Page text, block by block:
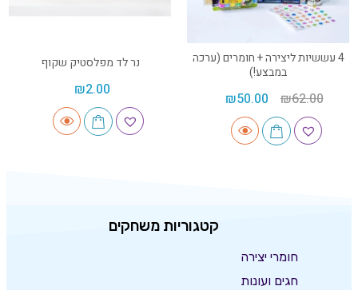
4 עששיות ליצירה + חומרים (ערכה
במבצע!)
₪62.00
₪50.00
נר לד מפלסטיק שקוף
₪2.00
קטגוריות משחקים
חומרי יצירה
חגים ועונות